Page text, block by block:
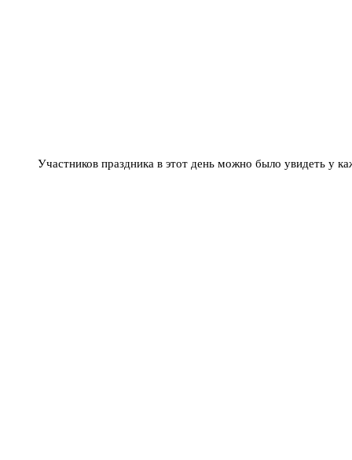
Участников праздника в этот день можно было увидеть у